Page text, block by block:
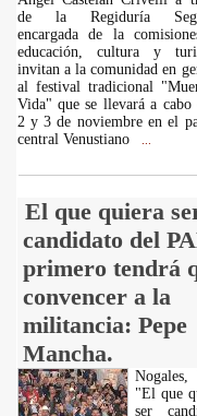
de la Regiduría
encargada de la
educación, cultura y
invitan a la comunidad en
al festival tradicional
Vida" que se llevará a cabo
2 y 3 de noviembre en el
central Venustiano
El que quiera
candidato del
primero tendrá
convencer a la
militancia: Pepe
Mancha.
Nogales,
"El que
ser